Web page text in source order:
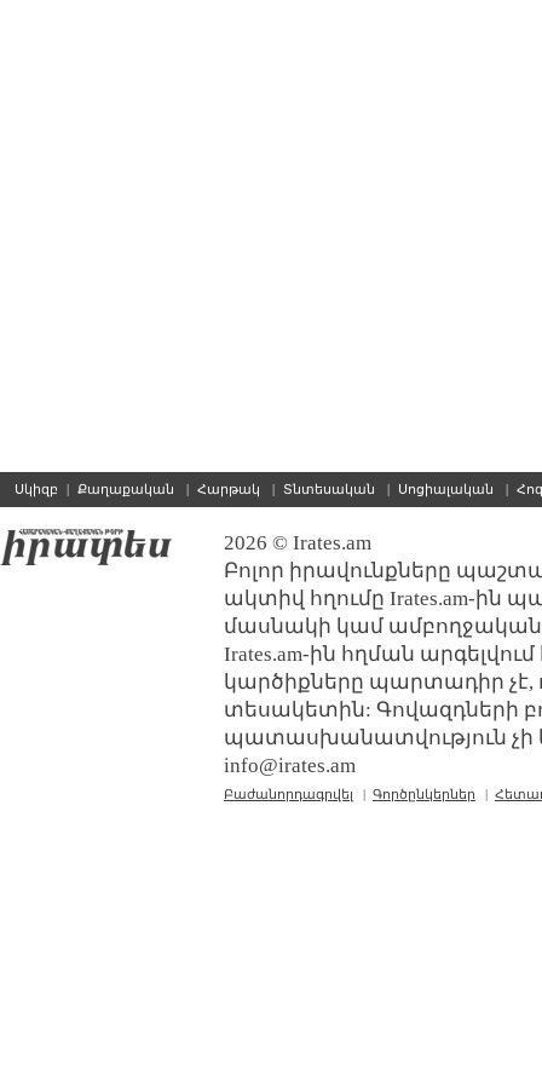
Սկիզբ | Քաղաքական | Հարթակ | Տնտեսական | Սոցիալական |
2026 © Irates.am
Բոլոր իրավունքները
ակտիվ հղումը Irates.am-ին
մասնակի կամ ամբողջական
Irates.am-ին հղման
կարծիքները պարտադիր չէ,
տեսակետին: Գովազդների
պատասխանատվություն չի
info@irates.am
Բաժանորդագրվել | Գործընկերներ |